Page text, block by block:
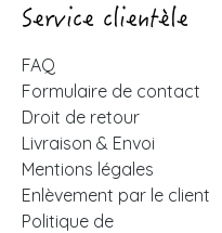
Service clientèle
FAQ
Formulaire de contact
Droit de retour
Livraison & Envoi
Mentions légales
Enlèvement par le client
Politique de